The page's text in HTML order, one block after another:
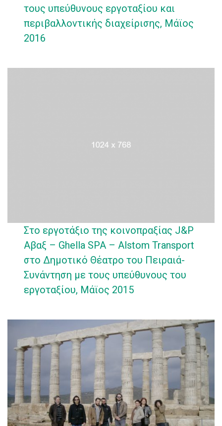
τους υπεύθυνους εργοταξίου και
περιβαλλοντικής διαχείρισης, Μάϊος
2016
Στο εργοτάξιο της κοινοπραξίας J&P
Αβαξ – Ghella SPA – Alstom Transport
στο Δημοτικό Θέατρο του Πειραιά-
Συνάντηση με τους υπεύθυνους του
εργοταξίου, Μάϊος 2015